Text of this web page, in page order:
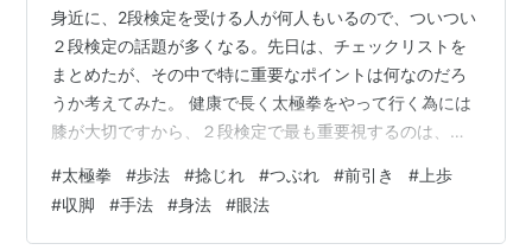
身近に、2段検定を受ける人が何人もいるので、ついつい
２段検定の話題が多くなる。先日は、チェックリストを
まとめたが、その中で特に重要なポイントは何なのだろ
うか考えてみた。 健康で長く太極拳をやって行く為には
膝が大切ですから、２段検定で最も重要視するのは、歩
す。 どの動作で「捻じれ」やすいのか・・・上歩する時
の軸足・収脚する時の前足 どの動作で「つぶれ」やすい
のか・・・上歩する時の軸足・収脚する時の前足 「前引
#太極拳 #歩法 #捻じれ #つぶれ #前引き # 上歩
#収脚 #手法 #身法 #眼法